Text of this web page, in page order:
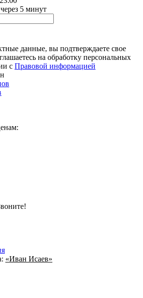
5 минут
данные, вы подтверждаете свое
на обработку персональных
с Правовой информацией
«Иван Исаев»